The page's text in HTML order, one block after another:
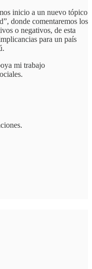
inicio a un nuevo tópico
donde comentaremos los
o negativos, de esta
para un país
mi trabajo